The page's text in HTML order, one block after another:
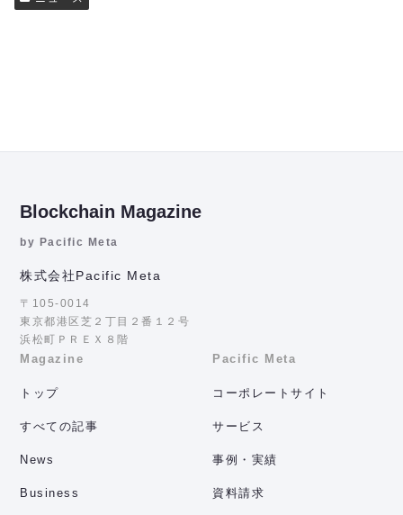
Blockchain Magazine
by Pacific Meta
株式会社Pacific Meta
〒105-0014
東京都港区芝２丁目２番１２号
浜松町ＰＲＥＸ８階
Magazine
トップ
すべての記事
News
Business
Pacific Meta
コーポレートサイト
サービス
事例・実績
資料請求